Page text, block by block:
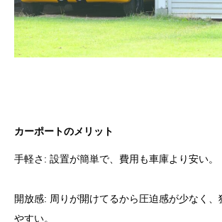
カーポートのメリット
手軽さ: 設置が簡単で、費用も車庫より安い。
開放感: 周りが開けてるから圧迫感が少なく
やすい。